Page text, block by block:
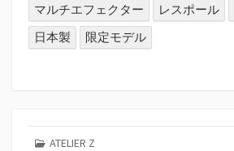
マルチエフェクター
レスポール
日本製
限定モデル
ATELIER Z